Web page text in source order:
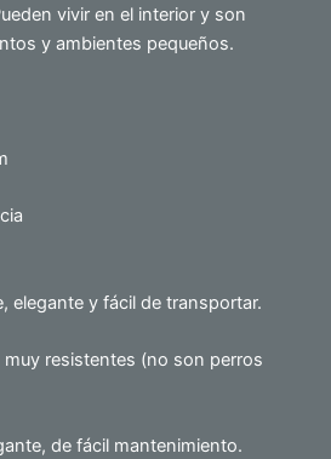
vivir en el interior y son
y ambientes pequeños.
elegante y fácil de transportar.
resistentes (no son perros
de fácil mantenimiento.